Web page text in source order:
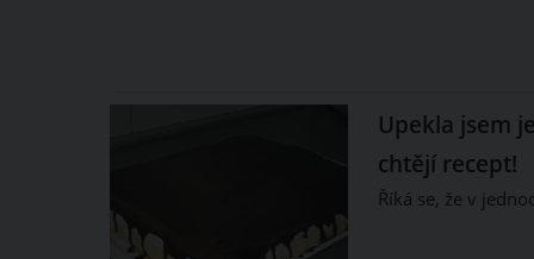
Upekla jsem
chtějí recept!
Říká se, že v